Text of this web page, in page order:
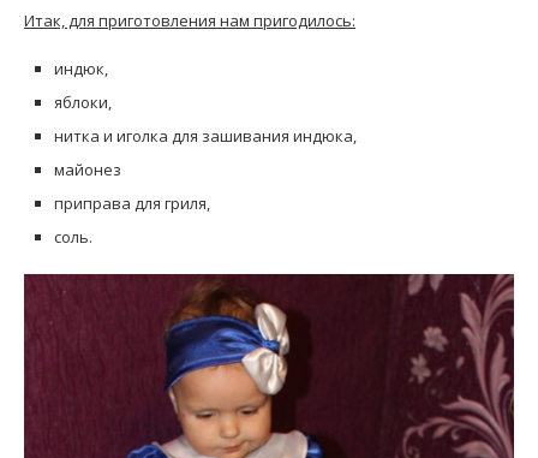
Итак, для приготовления нам пригодилось:
индюк,
яблоки,
нитка и иголка для зашивания индюка,
майонез
приправа для гриля,
соль.